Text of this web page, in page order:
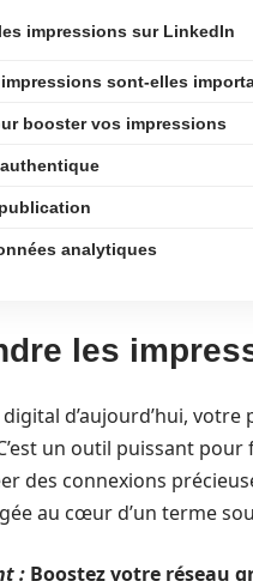
impressions sur LinkedIn
sont-elles
booster vos impressions
analytiques
les
d’aujourd’hui,
un outil puissant
des connexions
au cœur d’un terme
: Boostez votre réseau